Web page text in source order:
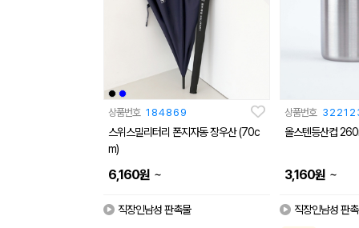
상품번호 184869
스위스밀리터리 폰지자동 장우산 (70c
m)
6,160원 ~
직장인남성 판촉물
상품번호
올스텐등산컵
3,160원 ~
직장인남성 판